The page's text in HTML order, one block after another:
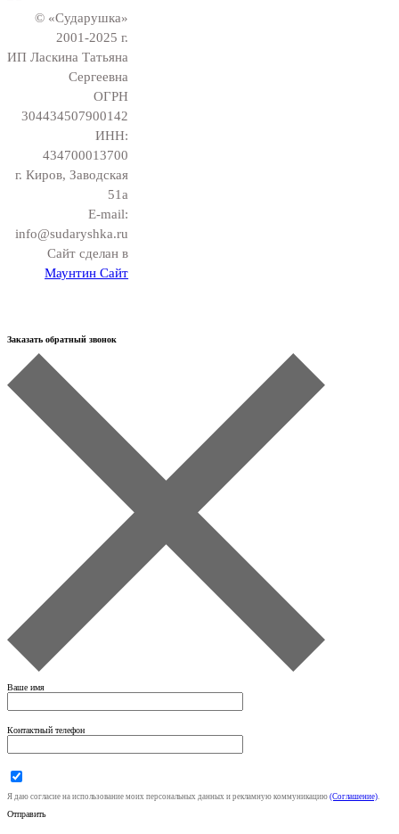
© «Сударушка»
2001-2025 г.
ИП Ласкина Татьяна
Сергеевна
ОГРН
304434507900142
ИНН:
434700013700
г. Киров, Заводская
51а
E-mail:
info@sudaryshka.ru
Сайт сделан в
Маунтин Сайт
Заказать обратный звонок
Ваше имя
Контактный телефон
Я даю согласие на использование моих персональных данных и рекламную коммуникацию (Соглашение)
Отправить